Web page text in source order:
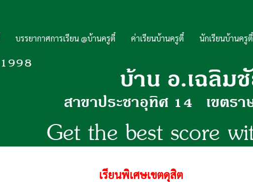
บรรยากาศการเรียน @บ้านครูตี๋ ค่าเรียนบ้านครูตี๋ นักเรียนบ้านครูตี๋
เรียนพิเศษเขตดุสิต